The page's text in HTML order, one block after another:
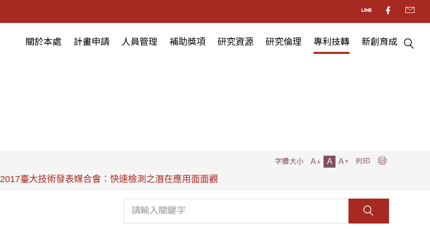
關於本處 計畫申請 人員管理 補助獎項 研究資源 研究倫理 專利技轉 新創育成
2017臺大技術發表媒合會：快速檢測之潛在應用面面觀
字體大小 A A A 列印